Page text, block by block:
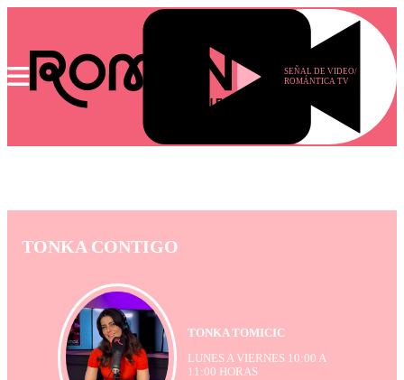
SEÑAL DE VIDEO/
ROMÁNTICA TV
TONKA CONTIGO
TONKA TOMICIC
LUNES A VIERNES 10:00 A
11:00 HORAS